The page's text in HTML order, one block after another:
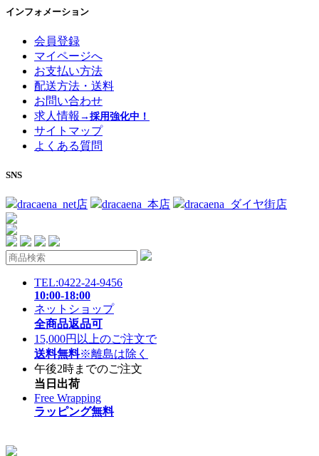
インフォメーション
会員登録
マイページへ
お支払い方法
配送方法・送料
お問い合わせ
求人情報 →採用強化中！
サイトマップ
よくある質問
SNS
dracaena_net店 dracaena_本店 dracaena_ダイヤ街店
TEL:0422-24-9456
10:00-18:00
ネットショップ
全商品返品可
15,000円以上のご注文で
送料無料※離島は除く
午後2時までのご注文
当日出荷
Free Wrapping
ラッピング無料